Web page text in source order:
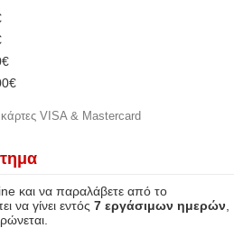
κάρτες VISA & Mastercard
και να παραλάβετε από το
γίνει εντός 7 εργάσιμων ημερών